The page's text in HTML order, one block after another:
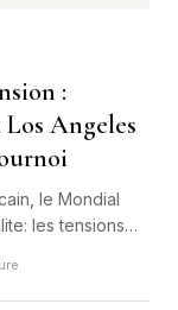
:
Angeles
le Mondial
les tensions